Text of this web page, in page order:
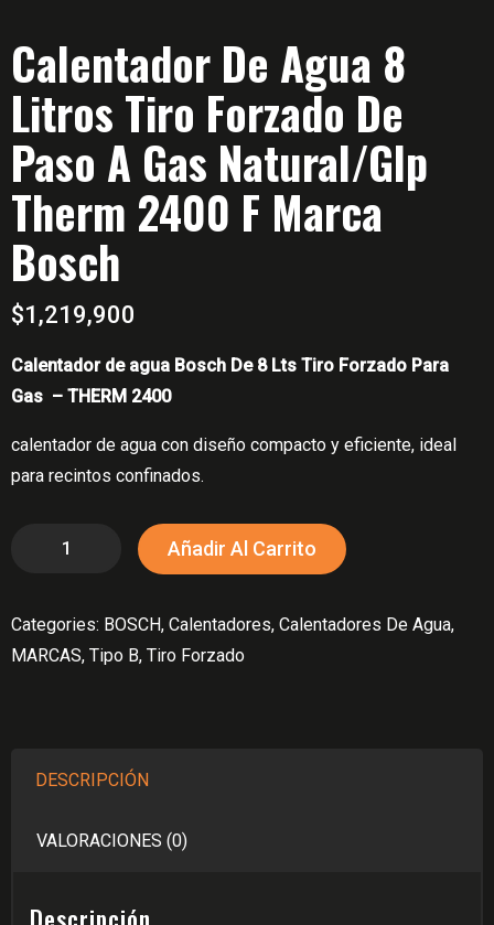
Calentador De Agua 8
Litros Tiro Forzado De
Paso A Gas Natural/Glp
Therm 2400 F Marca
Bosch
$1,219,900
Calentador de agua Bosch De 8 Lts Tiro Forzado Para
Gas – THERM 2400
calentador de agua con diseño compacto y eficiente, ideal
para recintos confinados.
Calentador
8
Litros
Paso
Gas
Therm
Añadir Al Carrito
Categories: BOSCH, Calentadores, Calentadores De Agua,
MARCAS, Tipo B, Tiro Forzado
DESCRIPCIÓN
VALORACIONES (0)